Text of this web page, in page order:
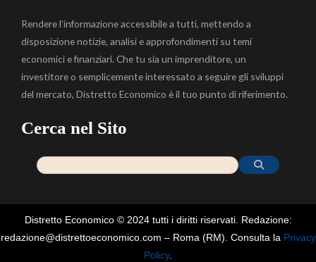
Rendere l’informazione accessibile a tutti, mettendo a
disposizione notizie, analisi e approfondimenti su temi
economici e finanziari. Che tu sia un imprenditore, un
investitore o semplicemente interessato a seguire gli sviluppi
del mercato, Distretto Economico è il tuo punto di riferimento.
Cerca nel Sito
Distretto Economico © 2024 tutti i diritti riservati. Redazione:
redazione@distrettoeconomico.com – Roma (RM). Consulta la Privacy
Policy.